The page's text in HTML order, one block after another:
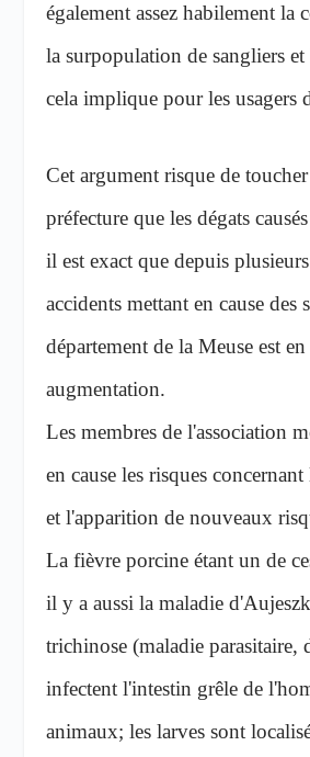
également assez habilement la
la surpopulation de sangliers et
cela implique pour les usagers
Cet argument risque de
préfecture que les dégats
il est exact que depuis
accidents mettant en cause des
département de la Meuse est en
augmentation.
Les membres de l'association
en cause les risques
et l'apparition de nouveaux
La fièvre porcine étant un de
il y a aussi la maladie
trichinose (maladie parasitaire,
infectent l'intestin grêle de
animaux; les larves sont